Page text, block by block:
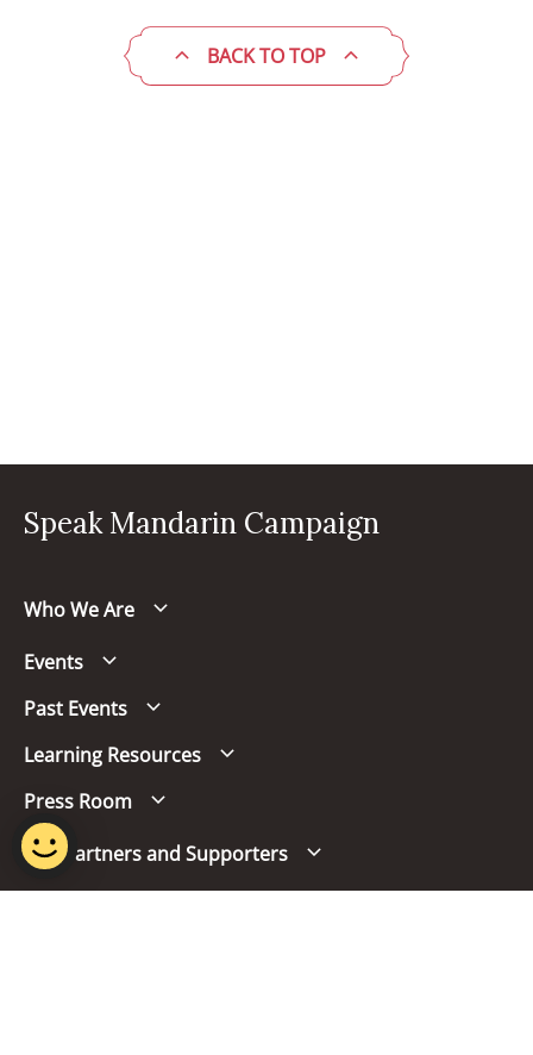
BACK TO TOP
Speak Mandarin Campaign
Who We Are
Events
Past Events
Learning Resources
Press Room
Our Partners and Supporters